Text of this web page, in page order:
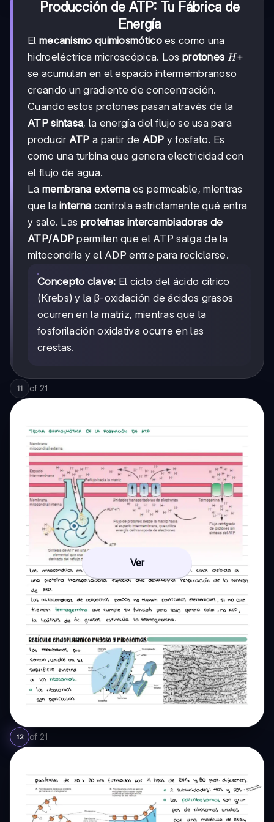
Producción de ATP: Tu Fábrica de
Energía
El mecanismo quimiosmóticoes como una
hidroeléctrica microscópica. Los protones H+
H+
se acumulan en el espacio intermembranoso
creando un gradiente de concentración.
Cuando estos protones pasan através de la
ATP sintasa, la energía del flujo se usa para
producir ATP a partir de ADP y fosfato. Es
como una turbina que genera electricidad con
el flujo de agua.
La membrana externa es permeable, mientras
que lainterna controla estrictamente qué entra
y sale. Las proteínas intercambiadoras de
ATP/ADP permiten que el ATP salga de la
mitocondria y el ADP entre para reciclarse.
Concepto clave: El ciclo del ácido cítrico
(Krebs) y la β-oxidación de ácidos grasos
ocurren en la matriz, mientras que la
fosforilación oxidativa ocurre en las
crestas.
11 of 21
Ver
12 of 21